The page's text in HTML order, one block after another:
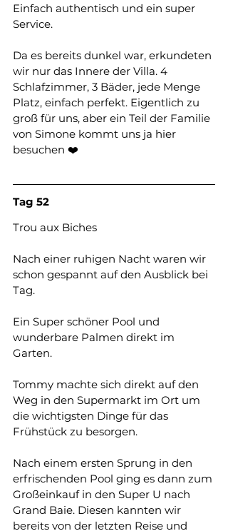
Einfach authentisch und ein super
Service.
Da es bereits dunkel war, erkundeten
wir nur das Innere der Villa. 4
Schlafzimmer, 3 Bäder, jede Menge
Platz, einfach perfekt. Eigentlich zu
groß für uns, aber ein Teil der Familie
von Simone kommt uns ja hier
besuchen ❤️
Tag 52
Trou aux Biches
Nach einer ruhigen Nacht waren wir
schon gespannt auf den Ausblick bei
Tag.
Ein Super schöner Pool und
wunderbare Palmen direkt im
Garten.
Tommy machte sich direkt auf den
Weg in den Supermarkt im Ort um
die wichtigsten Dinge für das
Frühstück zu besorgen.
Nach einem ersten Sprung in den
erfrischenden Pool ging es dann zum
Großeinkauf in den Super U nach
Grand Baie. Diesen kannten wir
bereits von der letzten Reise und